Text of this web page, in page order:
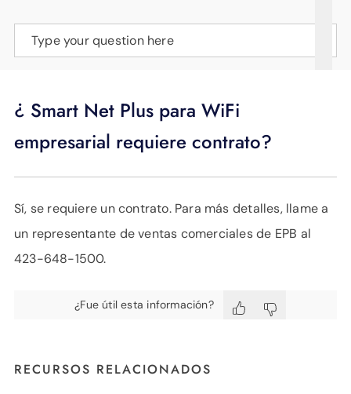
Type your question here
¿ Smart Net Plus para WiFi
empresarial requiere contrato?
Sí, se requiere un contrato. Para más detalles, llame a
un representante de ventas comerciales de EPB al
423-648-1500.
¿Fue útil esta información?
RECURSOS RELACIONADOS